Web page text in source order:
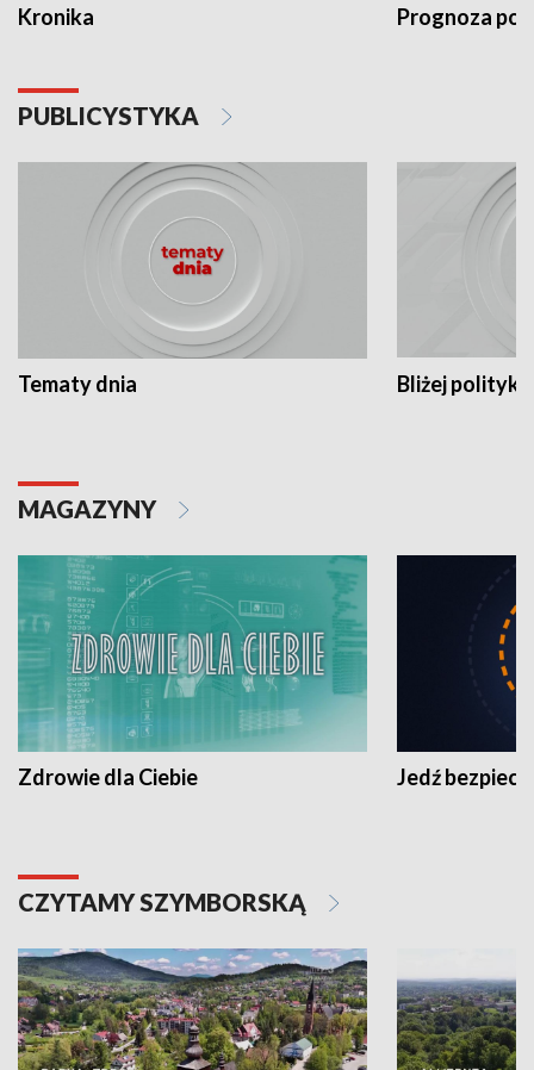
Kronika Prognoza
PUBLICYSTYKA
Tematy dnia Bliżej polityki
MAGAZYNY
Zdrowie dla Ciebie Jedź
CZYTAMY SZYMBORSKĄ